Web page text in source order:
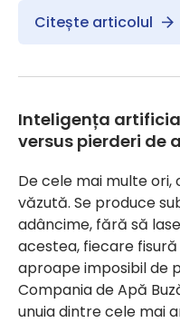
Citește articolul
Inteligența
versus pierderi de
De cele mai multe
văzută. Se produce
adâncime, fără să
acestea, fiecare
aproape imposibil de
Compania de Apă
unuia dintre cele mai